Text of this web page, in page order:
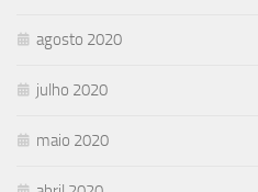
agosto 2020
julho 2020
maio 2020